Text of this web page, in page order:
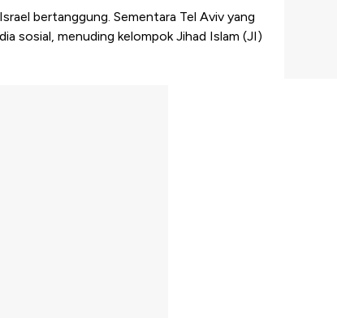
bertanggung. Sementara Tel Aviv yang
sosial, menuding kelompok Jihad Islam (JI)